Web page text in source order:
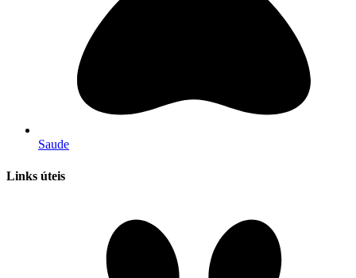
Saude
Links úteis